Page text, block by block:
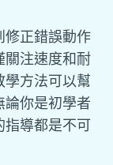
修正錯誤動作
關注速度和耐
學方法可以幫
論你是初學者
指導都是不可